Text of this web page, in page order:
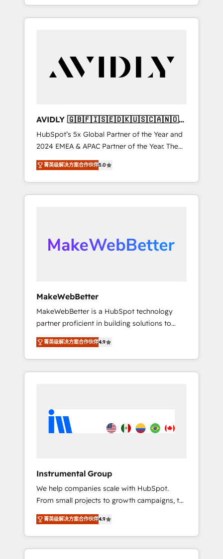
specialize in both strategic RevOps planning
and hands-on technical execution - building
Services - Managed IT (MSP) - Franchises -
Professional Services - And more! How we
Custom integrations and workflow
automation ✔️ User adoption programs,
training, and enablement Through project-
based engagements and ongoing RevOps
partnerships, we guide organizations through
the revenue maturity model - delivering the
right improvements at the right time so
AVIDLY 🇬🇧🇫🇮🇸🇪🇩🇰🇺🇸🇨🇦🇳🇴
🇩🇪🇦🇺🇳🇿
HubSpot’s 5x Global Partner of the Year and
2024 EMEA & APAC Partner of the Year. The
world’s most experienced and fully
accredited HubSpot Solutions Partner. 🚀
With 2,750+ HubSpot projects delivered and
370+ specialists across EMEA, APAC and NAM,
automation, we turn complexity into clarity,
human at global scale. 🏆 HubSpot’s CEO
菁英级解决方案合作伙伴5.0
MakeWebBetter
MakeWebBetter is a HubSpot technology
partner proficient in building solutions to
maximize the operational efficiency of
HubSpot. The fastest-growing tech-enabler &
facilitator, MakeWebBetter, hands you the
blend of HubSpot expertise & eminent
HubSpot experience 🤝HubSpot Premier
Integration partner 🤝Google Premier Partner
Harnessing the full potential of the powerful
HubSpot CRM. ✔️A team of HubSpot experts
backed by over 10+ years of HubSpot
experience ✔️Flexible pricing models —
Hourly-fee (assigned one Dedicated
HubSpot Admin); Monthly-fee (HubSpot
Admin + Project Manager); and Fixed Project
菁英级解决方案合作伙伴4.9
Instrumental Group
We help companies scale with HubSpot.
From small projects to growth campaigns, to
CRM and websites. Hire an agency that's
experienced in every inch of HubSpot and
willing to work hand-in-hand with your team
to simplify the complex and build a better
菁英级解决方案合作伙伴4.9